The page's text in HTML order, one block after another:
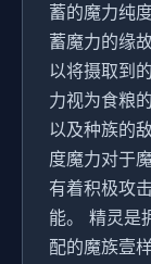
蓄的魔力纯
蓄魔力的缘
以将摄取到
力视为食粮
以及种族的
度魔力对于
有着积极攻
能。 精灵是
配的魔族壹